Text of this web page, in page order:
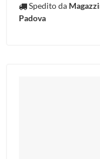
Spedito da
Padova